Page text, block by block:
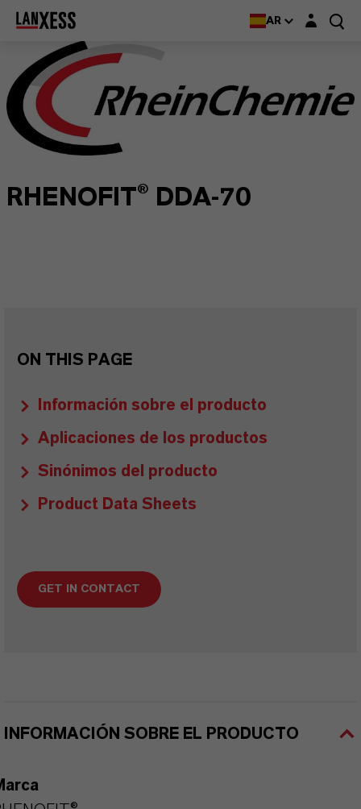
AR Login layer
RHENOFIT® DDA-70
ON THIS PAGE
Información sobre el producto
Aplicaciones de los productos
Sinónimos del producto
Product Data Sheets
GET IN CONTACT
INFORMACIÓN SOBRE EL PRODUCTO